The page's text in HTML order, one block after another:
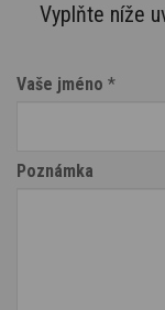
Vyplňte níže
Vaše jméno *
Poznámka